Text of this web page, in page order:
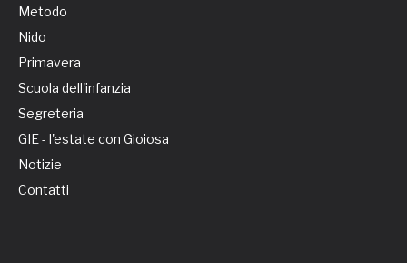
Metodo
Nido
Primavera
Scuola dell'infanzia
Segreteria
GIE - l'estate con Gioiosa
Notizie
Contatti